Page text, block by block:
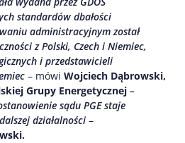
standardów dbałości
administracyjnym został
z Polski, Czech i Niemiec,
i przedstawicieli
– mówi Wojciech Dąbrowski,
Grupy Energetycznej –
sądu PGE staje
działalności –